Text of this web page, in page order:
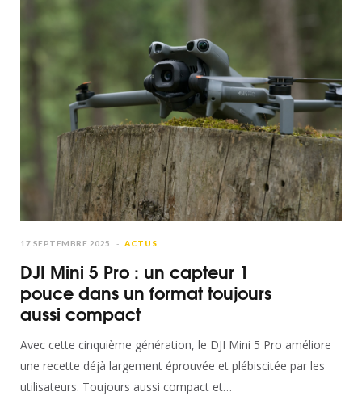
17 SEPTEMBRE 2025 ACTUS
DJI Mini 5 Pro : un capteur 1
pouce dans un format toujours
aussi compact
Avec cette cinquième génération, le DJI Mini 5 Pro améliore
une recette déjà largement éprouvée et plébiscitée par les
utilisateurs. Toujours aussi compact et…